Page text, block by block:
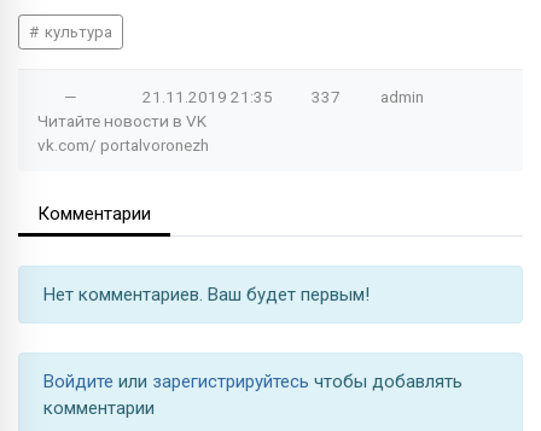
культура
— 21.11.2019 21:35 337
admin
Читайте новости в VK
vk.com/ portalvoronezh
Комментарии
Нет комментариев. Ваш будет первым!
Войдите или зарегистрируйтесь чтобы добавлять
комментарии